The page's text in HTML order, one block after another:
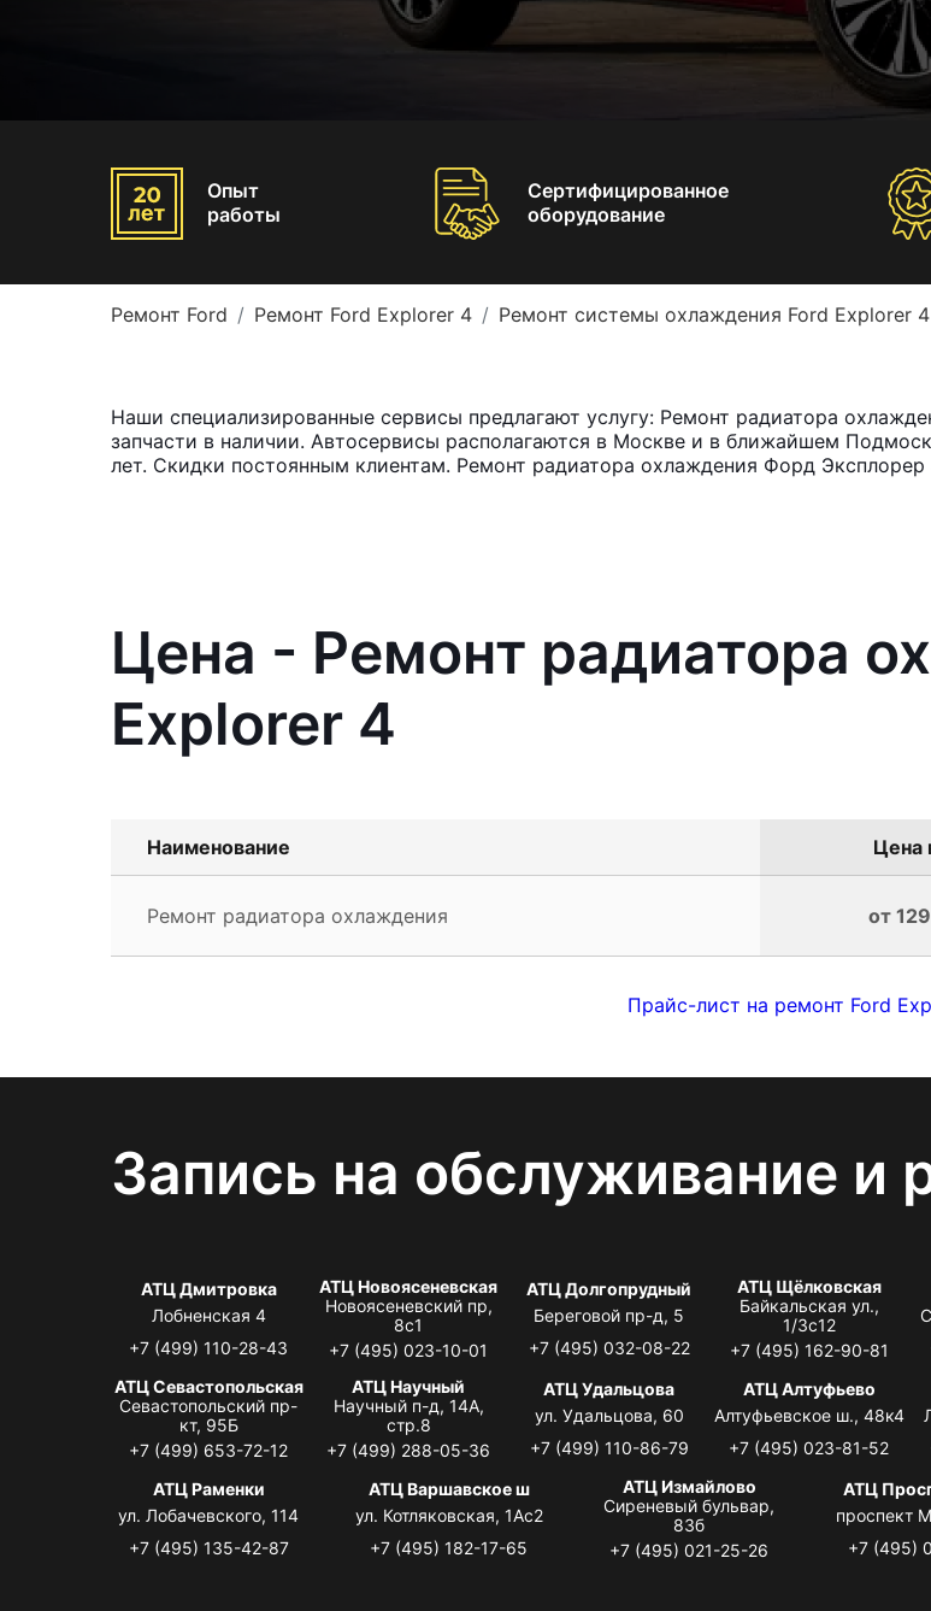
Опыт
работы
Сертифицированное
оборудование
Ремонт Ford Ремонт Ford Explorer 4 Ремонт системы охлаждения Ford Explorer 4
Наши специализированные сервисы предлагают услугу: Ремонт радиатора
запчасти в наличии. Автосервисы располагаются в Москве и в ближайшем
лет. Скидки постоянным клиентам. Ремонт радиатора охлаждения Форд Эксплорер
Цена - Ремонт радиатора
Explorer 4
Наименование Цена
Ремонт радиатора охлаждения от
Прайс-лист на ремонт Ford
Запись на обслуживание и
АТЦ Дмитровка
Лобненская 4
+7 (499) 110-28-43
АТЦ Новоясеневская
Новоясеневский пр,
8с1
+7 (495) 023-10-01
АТЦ Долгопрудный
Береговой пр-д, 5
+7 (495) 032-08-22
АТЦ Щёлковская
Байкальская ул.,
1/3с12
+7 (495) 162-90-81
АТЦ Севастопольская
Севастопольский пр-
кт, 95Б
+7 (499) 653-72-12
АТЦ Научный
Научный п-д, 14А,
стр.8
+7 (499) 288-05-36
АТЦ Удальцова
ул. Удальцова, 60
+7 (499) 110-86-79
АТЦ Алтуфьево
Алтуфьевское ш., 48к4
+7 (495) 023-81-52
АТЦ Раменки
ул. Лобачевского, 114
+7 (495) 135-42-87
АТЦ Варшавское ш
ул. Котляковская, 1Ас2
+7 (495) 182-17-65
АТЦ Измайлово
Сиреневый бульвар,
83б
+7 (495) 021-25-26
АТЦ
проспект
+7 (495)